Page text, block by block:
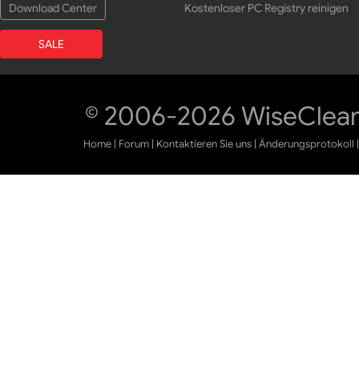
Download Center
SALE
Kostenloser PC Registry reinigen
© 2006-2026
Home | Forum | Kontaktieren Sie uns |Änderungsprotokoll